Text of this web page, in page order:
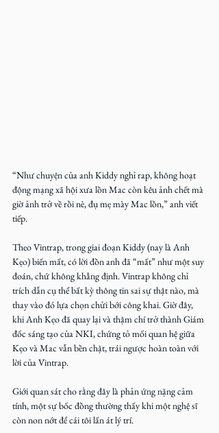
“Như chuyện của anh Kiddy nghỉ rap, không hoạt
động mạng xã hội xưa lồn Mac còn kêu ảnh chết mà
giờ ảnh trở về rồi nè, đụ mẹ mày Mac lồn,” anh viết
tiếp.
Theo Vintrap, trong giai đoạn Kiddy (nay là Anh
Kẹo) biến mất, có lời đồn anh đã “mất” như một suy
đoán, chứ không khẳng định. Vintrap không chỉ
trích dẫn cụ thể bất kỳ thông tin sai sự thật nào, mà
thay vào đó lựa chọn chửi bới công khai. Giờ đây,
khi Anh Kẹo đã quay lại và thậm chí trở thành Giám
đốc sáng tạo của NKI, chứng tỏ mối quan hệ giữa
Kẹo và Mac vẫn bền chặt, trái ngược hoàn toàn với
lời của Vintrap.
Giới quan sát cho rằng đây là phản ứng nặng cảm
tính, một sự bốc đồng thường thấy khi một nghệ sĩ
còn non nớt để cái tôi lấn át lý trí.